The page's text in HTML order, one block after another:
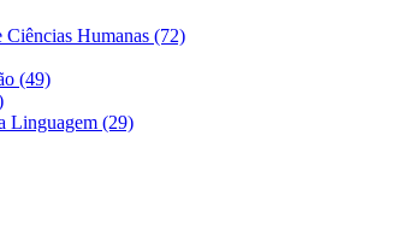
Humanas (72)
(49)
Linguagem (29)